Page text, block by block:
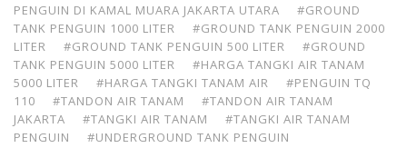
PENGUIN DI KAMAL MUARA JAKARTA UTARA
#GROUND
TANK PENGUIN 1000 LITER
#GROUND TANK PENGUIN 2000
LITER
#GROUND TANK PENGUIN 500 LITER
#GROUND
TANK PENGUIN 5000 LITER
#HARGA TANGKI AIR TANAM
5000 LITER
#HARGA TANGKI TANAM AIR
#PENGUIN TQ
110
#TANDON AIR TANAM
#TANDON AIR TANAM
JAKARTA
#TANGKI AIR TANAM
#TANGKI AIR TANAM
PENGUIN
#UNDERGROUND TANK PENGUIN